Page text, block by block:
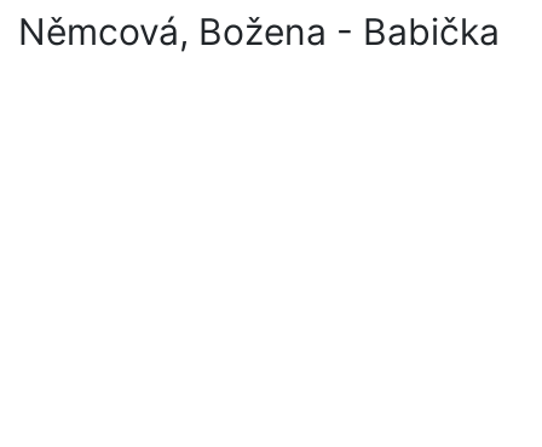
Němcová, Božena - Babička